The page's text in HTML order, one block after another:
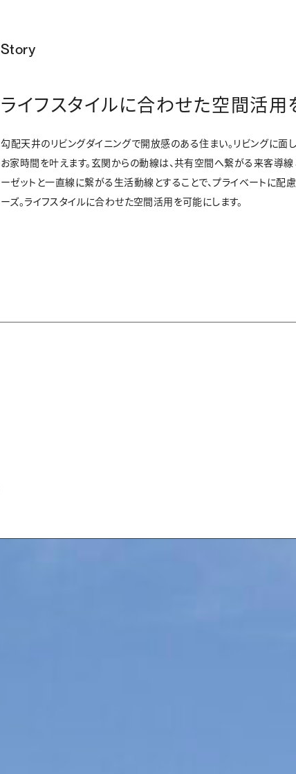
Story
ライフスタイルに合わせた空間活用
勾配天井のリビングダイニングで開放感のある住まい。リビングに
お家時間を叶えます。玄関からの動線は、共有空間へ繋がる来客導線
ーゼットと一直線に繋がる生活動線とすることで、プライベートに配
ーズ。ライフスタイルに合わせた空間活用を可能にします。